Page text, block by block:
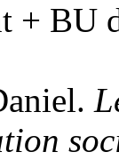
+ BU